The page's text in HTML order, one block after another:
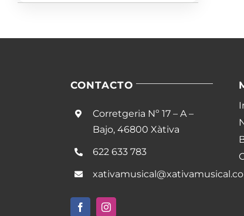
CONTACTO
Corretgeria Nº 17 – A –
Bajo, 46800 Xàtiva
622 633 783